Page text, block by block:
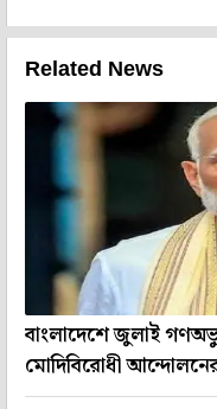
Related News
বাংলাদেশে জুলাই
মোদিবিরোধী